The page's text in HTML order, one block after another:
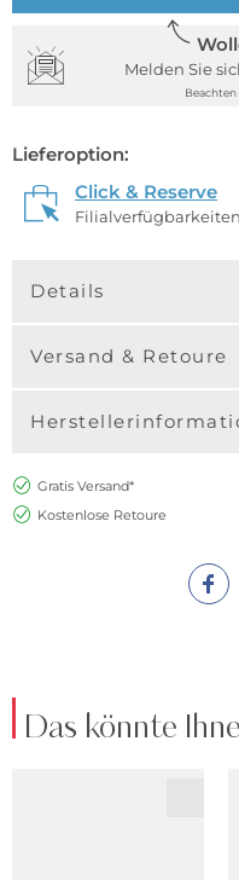
Melden Sie
Beachten
Lieferoption:
Click & Reserve
Details
Versand & Retoure
Gratis Versand*
Kostenlose Retoure
Das könnte